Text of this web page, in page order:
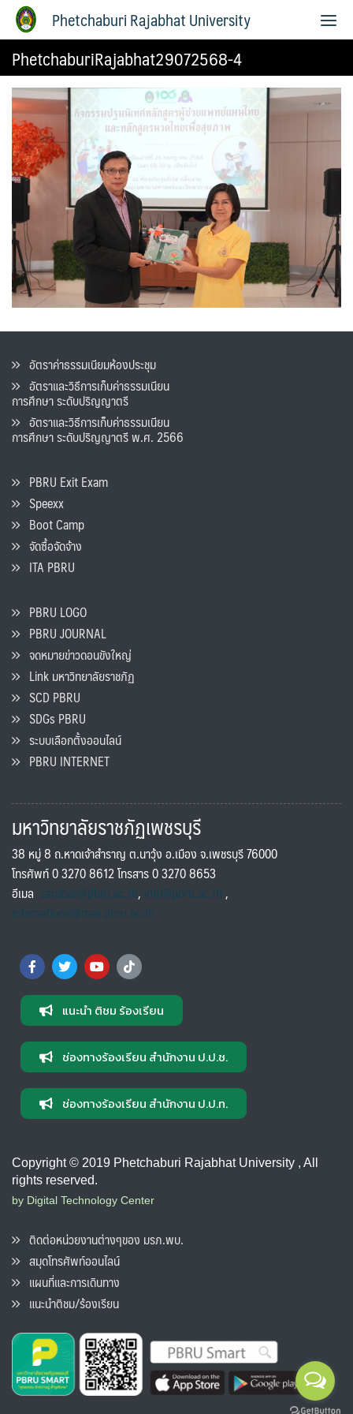
Phetchaburi Rajabhat University
PhetchaburiRajabhat29072568-4
อัตราค่าธรรมเนียมห้องประชุม
อัตราและวิธีการเก็บค่าธรรมเนียน
การศึกษา ระดับปริญญาตรี
อัตราและวิธีการเก็บค่าธรรมเนียน
การศึกษา ระดับปริญญาตรี พ.ศ. 2566
PBRU Exit Exam
Speexx
Boot Camp
จัดซื้อจัดจ้าง
ITA PBRU
PBRU LOGO
PBRU JOURNAL
จดหมายข่าวดอนขังใหญ่
Link มหาวิทยาลัยราชภัฏ
SCD PBRU
SDGs PBRU
ระบบเลือกตั้งออนไลน์
PBRU INTERNET
มหาวิทยาลัยราชภัฏเพชรบุรี
38 หมู่ 8 ถ.หาดเจ้าสำราญ ต.นาวุ้ง อ.เมือง จ.เพชรบุรี 76000
โทรศัพท์ 0 3270 8612 โทรสาร 0 3270 8653
อีเมล saraban@pbru.ac.th, info@pbru.ac.th,
international@mail.pbru.ac.th
แนะนำ ติชม ร้องเรียน
ช่องทางร้องเรียน สำนักงาน ป.ป.ช.
ช่องทางร้องเรียน สำนักงาน ป.ป.ท.
Copyright © 2019 Phetchaburi Rajabhat University , All
rights reserved.
by Digital Technology Center
ติดต่อหน่วยงานต่างๆของ มรภ.พบ.
สมุดโทรศัพท์ออนไลน์
แผนที่และการเดินทาง
แนะนำติชม/ร้องเรียน